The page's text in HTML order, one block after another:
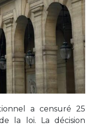
a censuré 25
la loi. La décision